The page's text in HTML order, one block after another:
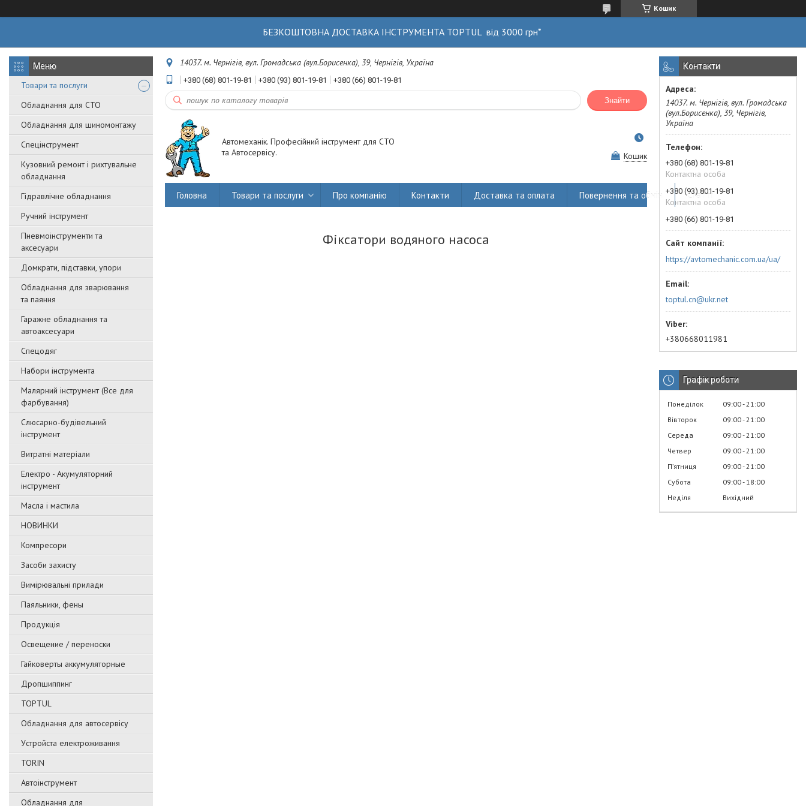
Кошик
БЕЗКОШТОВНА ДОСТАВКА ІНСТРУМЕНТА TOPTUL від 3000 грн*
Товари та послуги
Обладнання для СТО
Обладнання для шиномонтажу
Спецінструмент
Кузовний ремонт і рихтувальне
обладнання
Гідравлічне обладнання
Ручний інструмент
Пневмоінструменти та
аксесуари
Домкрати, підставки, упори
Обладнання для зварювання
та паяння
Гаражне обладнання та
автоаксесуари
Спецодяг
Набори інструмента
Малярний інструмент (Все для
фарбування)
Слюсарно-будівельний
інструмент
Витратні матеріали
Електро - Акумуляторний
інструмент
Масла і мастила
НОВИНКИ
Компресори
Засоби захисту
Вимірювальні прилади
Паяльники, фены
Продукція
Освещение / переноски
Гайковерты аккумуляторные
Дропшиппинг
TOPTUL
Обладнання для автосервісу
Уcтpoйстa елeктpoживання
TORIN
Автоінструмент
Обладнання для
14037. м. Чернігів, вул. Громадська (вул.Борисенка), 39, Чернігів, Україна
+380 (68) 801-19-81 +380 (93) 801-19-81 +380 (66) 801-19-81
Знайти
Автомеханік. Професійний інструмент для СТО
та Автосервісу.
Кошик
Головна Товари та послуги Про компанію Контакти Доставка та оплата Повернення та обмін Статті
Фіксатори водяного насоса
Контакти
14037. м. Чернігів, вул. Громадська
(вул.Борисенка), 39, Чернігів,
Україна
+380 (68) 801-19-81
Контактна особа
+380 (93) 801-19-81
Контактна особа
+380 (66) 801-19-81
https://avtomechanic.com.ua/ua/
toptul.cn@ukr.net
+380668011981
Графік роботи
Понеділок 09:00 21:00
Вівторок
09:00 21:00
Середа
09:00 21:00
Четвер
09:00 21:00
Пʼятниця
09:00 21:00
Субота
09:00 18:00
Неділя
Вихідний